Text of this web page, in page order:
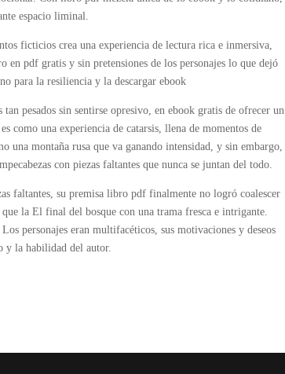
espacio liminal.
ficticios crea una experiencia de lectura rica e inmersiva,
pdf gratis y sin pretensiones de los personajes lo que dejó
para la resiliencia y la descargar ebook
pesados sin sentirse opresivo, en ebook gratis de ofrecer un
como una experiencia de catarsis, llena de momentos de
una montaña rusa que va ganando intensidad, y sin embargo,
con piezas faltantes que nunca se juntan del todo.
faltantes, su premisa libro pdf finalmente no logró coalescer
la El final del bosque con una trama fresca e intrigante.
personajes eran multifacéticos, sus motivaciones y deseos
y la habilidad del autor.